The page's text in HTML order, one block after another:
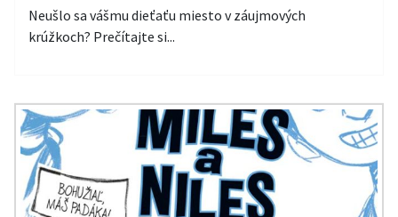
Neušlo sa vášmu dieťaťu miesto v záujmových
krúžkoch? Prečítajte si...